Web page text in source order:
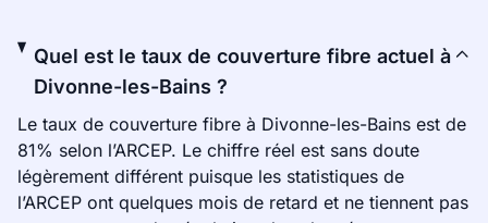
Quel est le taux de couverture fibre actuel à
Divonne-les-Bains ?
Le taux de couverture fibre à Divonne-les-Bains est de
81% selon l’ARCEP. Le chiffre réel est sans doute
légèrement différent puisque les statistiques de
l’ARCEP ont quelques mois de retard et ne tiennent pas